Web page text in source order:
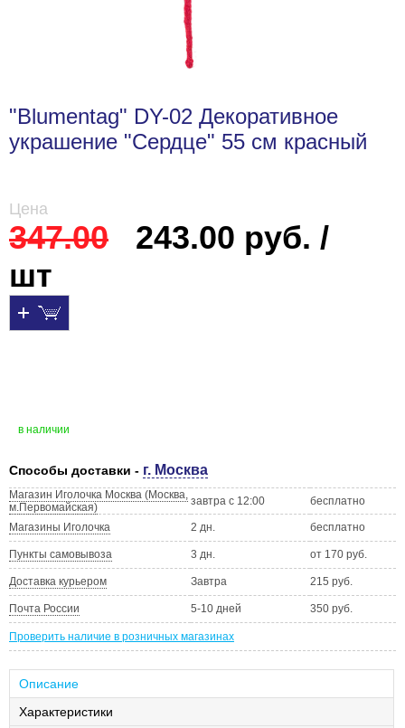
"Blumentag" DY-02 Декоративное
украшение "Сердце" 55 см красный
Цена
347.00
243.00 руб. /
шт
в наличии
Способы доставки - г. Москва
Магазин Иголочка Москва (Москва,
м.Первомайская)
завтра с 12:00 бесплатно
Магазины Иголочка 2 дн. бесплатно
Пункты самовывоза 3 дн. от 170 руб.
Доставка курьером Завтра 215 руб.
Почта России 5-10 дней 350 руб.
Проверить наличие в розничных магазинах
Описание
Характеристики